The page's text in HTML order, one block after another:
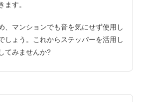
ます。
、マンションでも音を気にせず使用し
しょう。これからステッパーを活用し
てみませんか?